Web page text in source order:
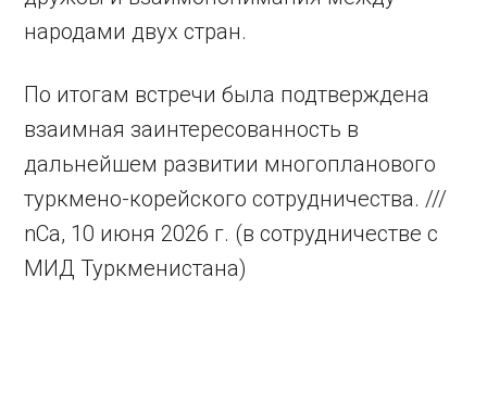
народами двух стран.
По итогам встречи была подтверждена
взаимная заинтересованность в
дальнейшем развитии многопланового
туркмено-корейского сотрудничества. ///
nCa, 10 июня 2026 г. (в сотрудничестве с
МИД Туркменистана)